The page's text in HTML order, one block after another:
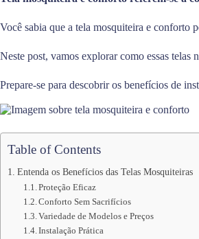
Você sabia que a tela mosquiteira e conforto
Neste post, vamos explorar como essas telas
Prepare-se para descobrir os benefícios de
Table of Contents
Entenda os Benefícios das Telas Mosquiteiras
Proteção Eficaz
Conforto Sem Sacrifícios
Variedade de Modelos e Preços
Instalação Prática